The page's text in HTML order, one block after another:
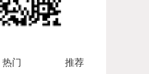
热门 推荐